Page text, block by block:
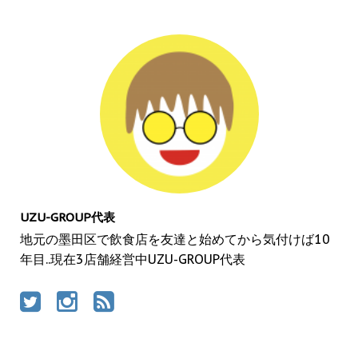
UZU-GROUP代表
地元の墨田区で飲食店を友達と始めてから気付けば10
年目..現在3店舗経営中UZU-GROUP代表